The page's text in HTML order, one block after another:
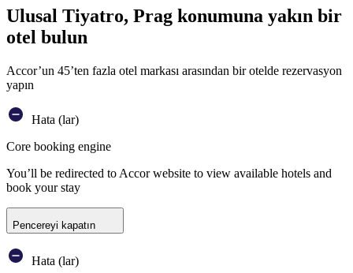
Ulusal Tiyatro, Prag konumuna yakın bir
otel bulun
Accor’un 45’ten fazla otel markası arasından bir otelde rezervasyon
yapın
Hata (lar)
Core booking engine
You’ll be redirected to Accor website to view available hotels and
book your stay
Pencereyi kapatın
Hata (lar)